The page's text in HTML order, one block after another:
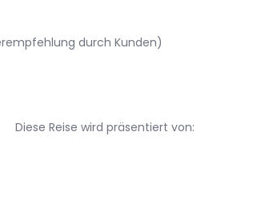
durch Kunden)
Diese Reise wird präsentiert von: